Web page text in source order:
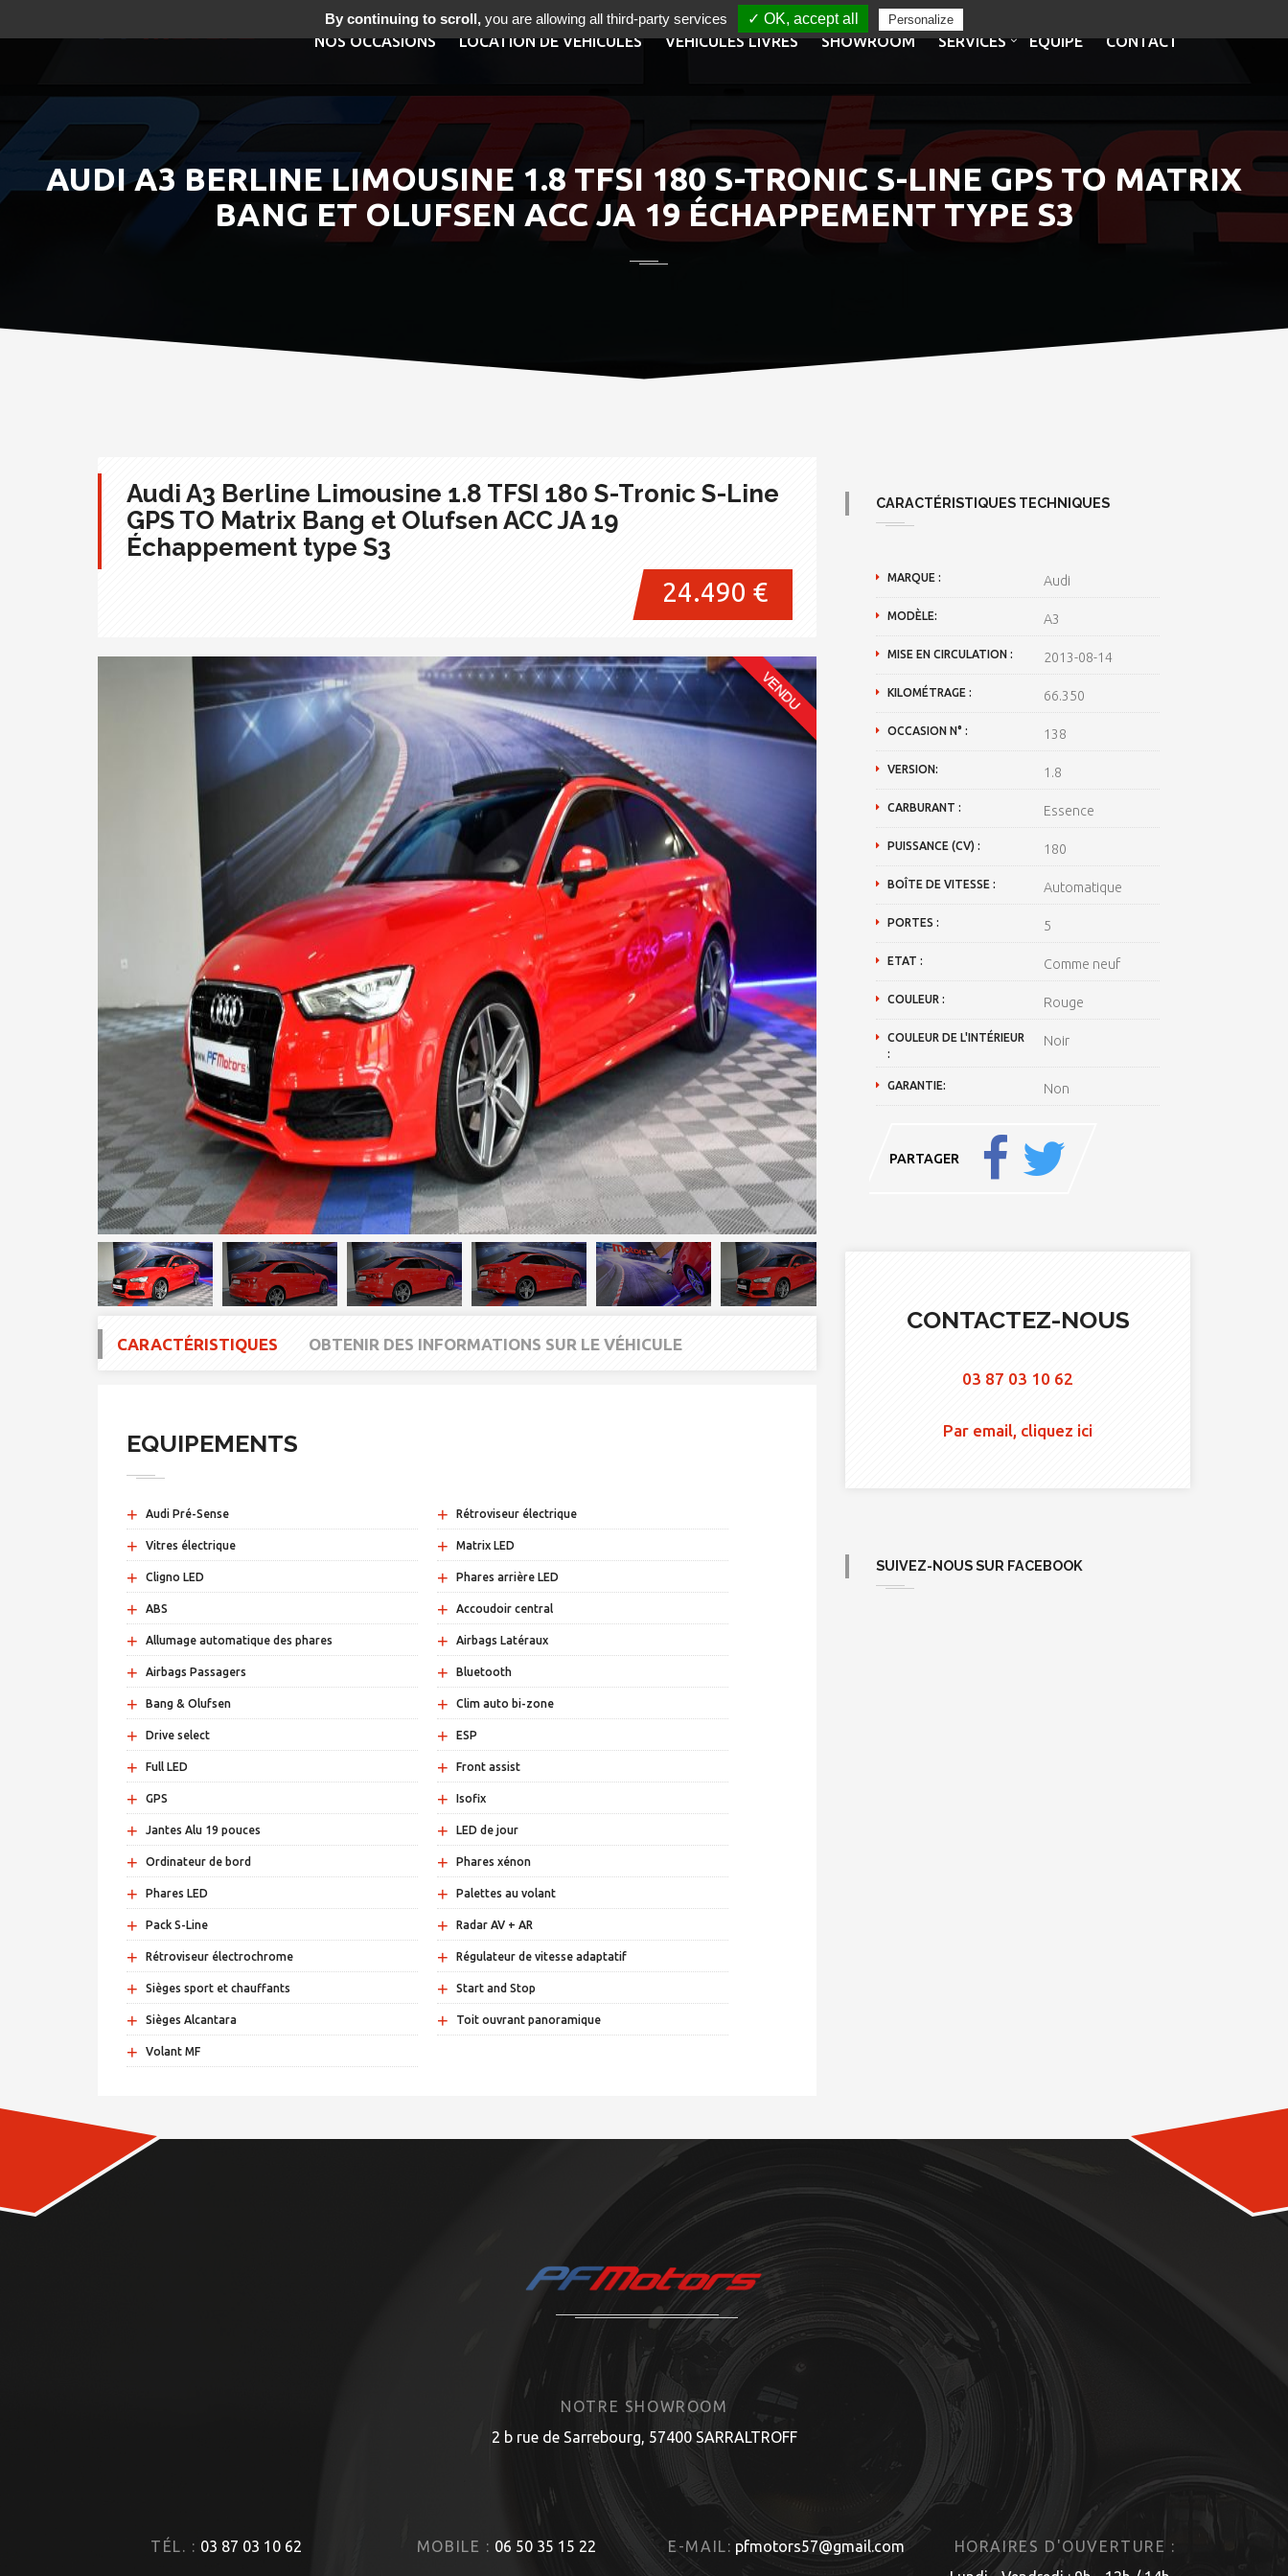
NOS OCCASIONS LOCATION DE VÉHICULES VÉHICULES LIVRÉS SHOWROOM SERVICES EQUIPE CONTACT
AUDI A3 BERLINE LIMOUSINE 1.8 TFSI 180 S-TRONIC S-LINE GPS TO MATRIX
BANG ET OLUFSEN ACC JA 19 ÉCHAPPEMENT TYPE S3
Audi A3 Berline Limousine 1.8 TFSI 180 S-Tronic S-Line
GPS TO Matrix Bang et Olufsen ACC JA 19
Échappement type S3
24.490 €
CARACTÉRISTIQUES OBTENIR DES INFORMATIONS SUR LE VÉHICULE
EQUIPEMENTS
+ Audi Pré-Sense + Rétroviseur électrique
+ Vitres électrique + Matrix LED
+ Cligno LED + Phares arrière LED
+ ABS + Accoudoir central
+ Allumage automatique des phares + Airbags Latéraux
+ Airbags Passagers + Bluetooth
+ Bang & Olufsen + Clim auto bi-zone
+ Drive select + ESP
+ Full LED + Front assist
+ GPS + Isofix
+ Jantes Alu 19 pouces + LED de jour
+ Ordinateur de bord + Phares xénon
+ Phares LED + Palettes au volant
+ Pack S-Line + Radar AV + AR
+ Rétroviseur électrochrome + Régulateur de vitesse adaptatif
+ Sièges sport et chauffants + Start and Stop
+ Sièges Alcantara + Toit ouvrant panoramique
+ Volant MF
CARACTÉRISTIQUES TECHNIQUES
MARQUE : Audi
MODÈLE: A3
MISE EN CIRCULATION : 2013-08-14
KILOMÉTRAGE : 66.350
OCCASION N° : 138
VERSION: 1.8
CARBURANT : Essence
PUISSANCE (CV) : 180
BOÎTE DE VITESSE : Automatique
PORTES : 5
ETAT : Comme neuf
COULEUR : Rouge
COULEUR DE L'INTÉRIEUR
:
Noir
GARANTIE: Non
PARTAGER
CONTACTEZ-NOUS
03 87 03 10 62
Par email, cliquez ici
SUIVEZ-NOUS SUR FACEBOOK
NOTRE SHOWROOM
2 b rue de Sarrebourg, 57400 SARRALTROFF
TÉL. : 03 87 03 10 62 MOBILE : 06 50 35 15 22 E-MAIL: pfmotors57@gmail.com
HORAIRES D'OUVERTURE :
By continuing to scroll,you are allowing all third-party services ✓ OK, accept all Personalize